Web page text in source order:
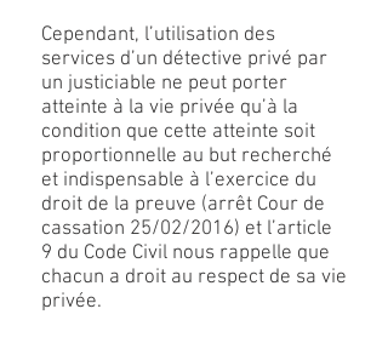
Cependant, l’utilisation des
services d’un détective privé par
un justiciable ne peut porter
atteinte à la vie privée qu’à la
condition que cette atteinte soit
proportionnelle au but recherché
et indispensable à l’exercice du
droit de la preuve (arrêt Cour de
cassation 25/02/2016) et l’article
9 du Code Civil nous rappelle que
chacun a droit au respect de sa vie
privée.